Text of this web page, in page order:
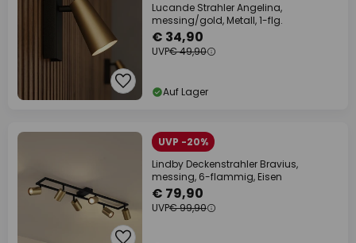
Lucande Strahler Angelina,
messing/gold, Metall, 1-flg.
€ 34,90
UVP€ 49,90
Auf Lager
UVP -20%
Lindby Deckenstrahler Bravius,
messing, 6-flammig, Eisen
€ 79,90
UVP€ 99,90